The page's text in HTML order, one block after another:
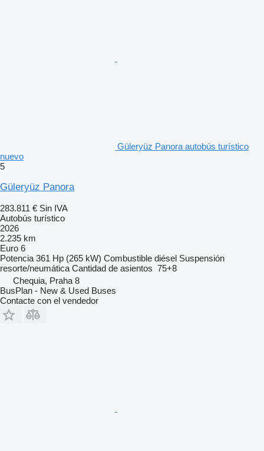
Güleryüz Panora autobús turístico
nuevo
5
Güleryüz Panora
283.811 € Sin IVA
Autobús turístico
2026
2.235 km
Euro 6
Potencia 361 Hp (265 kW) Combustible diésel Suspensión
resorte/neumática Cantidad de asientos 75+8
Chequia, Praha 8
BusPlan - New & Used Buses
Contacte con el vendedor